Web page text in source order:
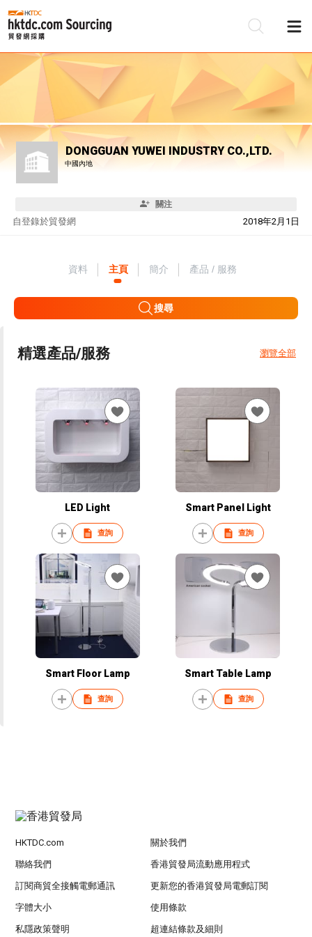
DONGGUAN YUWEI INDUSTRY CO.,LTD.
中國內地
關注
自 2018年2月1日
登錄於貿發網
資料 主頁 簡介 產品 / 服務
搜尋
精選產品/服務 瀏覽全部
LED Light
查詢
Smart Panel Light
查詢
Smart Floor Lamp
查詢
Smart Table Lamp
查詢
HKTDC.com 關於我們
聯絡我們 香港貿發局流動應用程式
訂閱商貿全接觸電郵通訊 更新您的香港貿發局電郵訂閱
字體大小 使用條款
私隱政策聲明 超連結條款及細則